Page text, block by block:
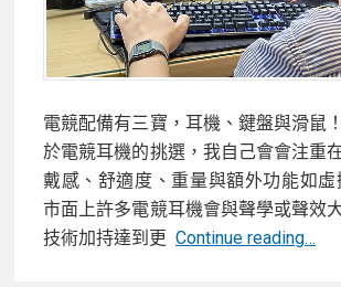
電競配備有三寶，耳機、鍵盤與滑鼠
於電競耳機的挑選，我自己會會注重
戴感、舒適度、重量與額外功能如虛
市面上許多電競耳機會與聲學或聲效
技術加持達到更 Continue reading…